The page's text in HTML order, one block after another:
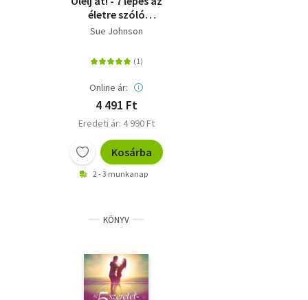
életre szóló
szerelemért
Sue Johnson
Online ár:
4 491 Ft
Eredeti ár: 4 990 Ft
Kosárba
2 - 3 munkanap
KÖNYV